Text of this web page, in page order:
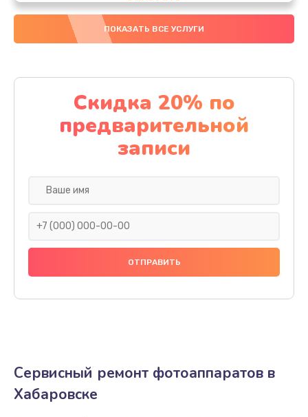
Ремонт / замена платы управления
Заказать
Ремонт платы питания
1900 руб.
Заказать
Замена дисплея (экрана)
Замена / ремонт инфракрасного датчика
1800 руб.
ПОКАЗАТЬ ВСЕ УСЛУГИ
Скидка 20% по
предварительной
записи
Сервисный ремонт фотоаппаратов в
Хабаровске